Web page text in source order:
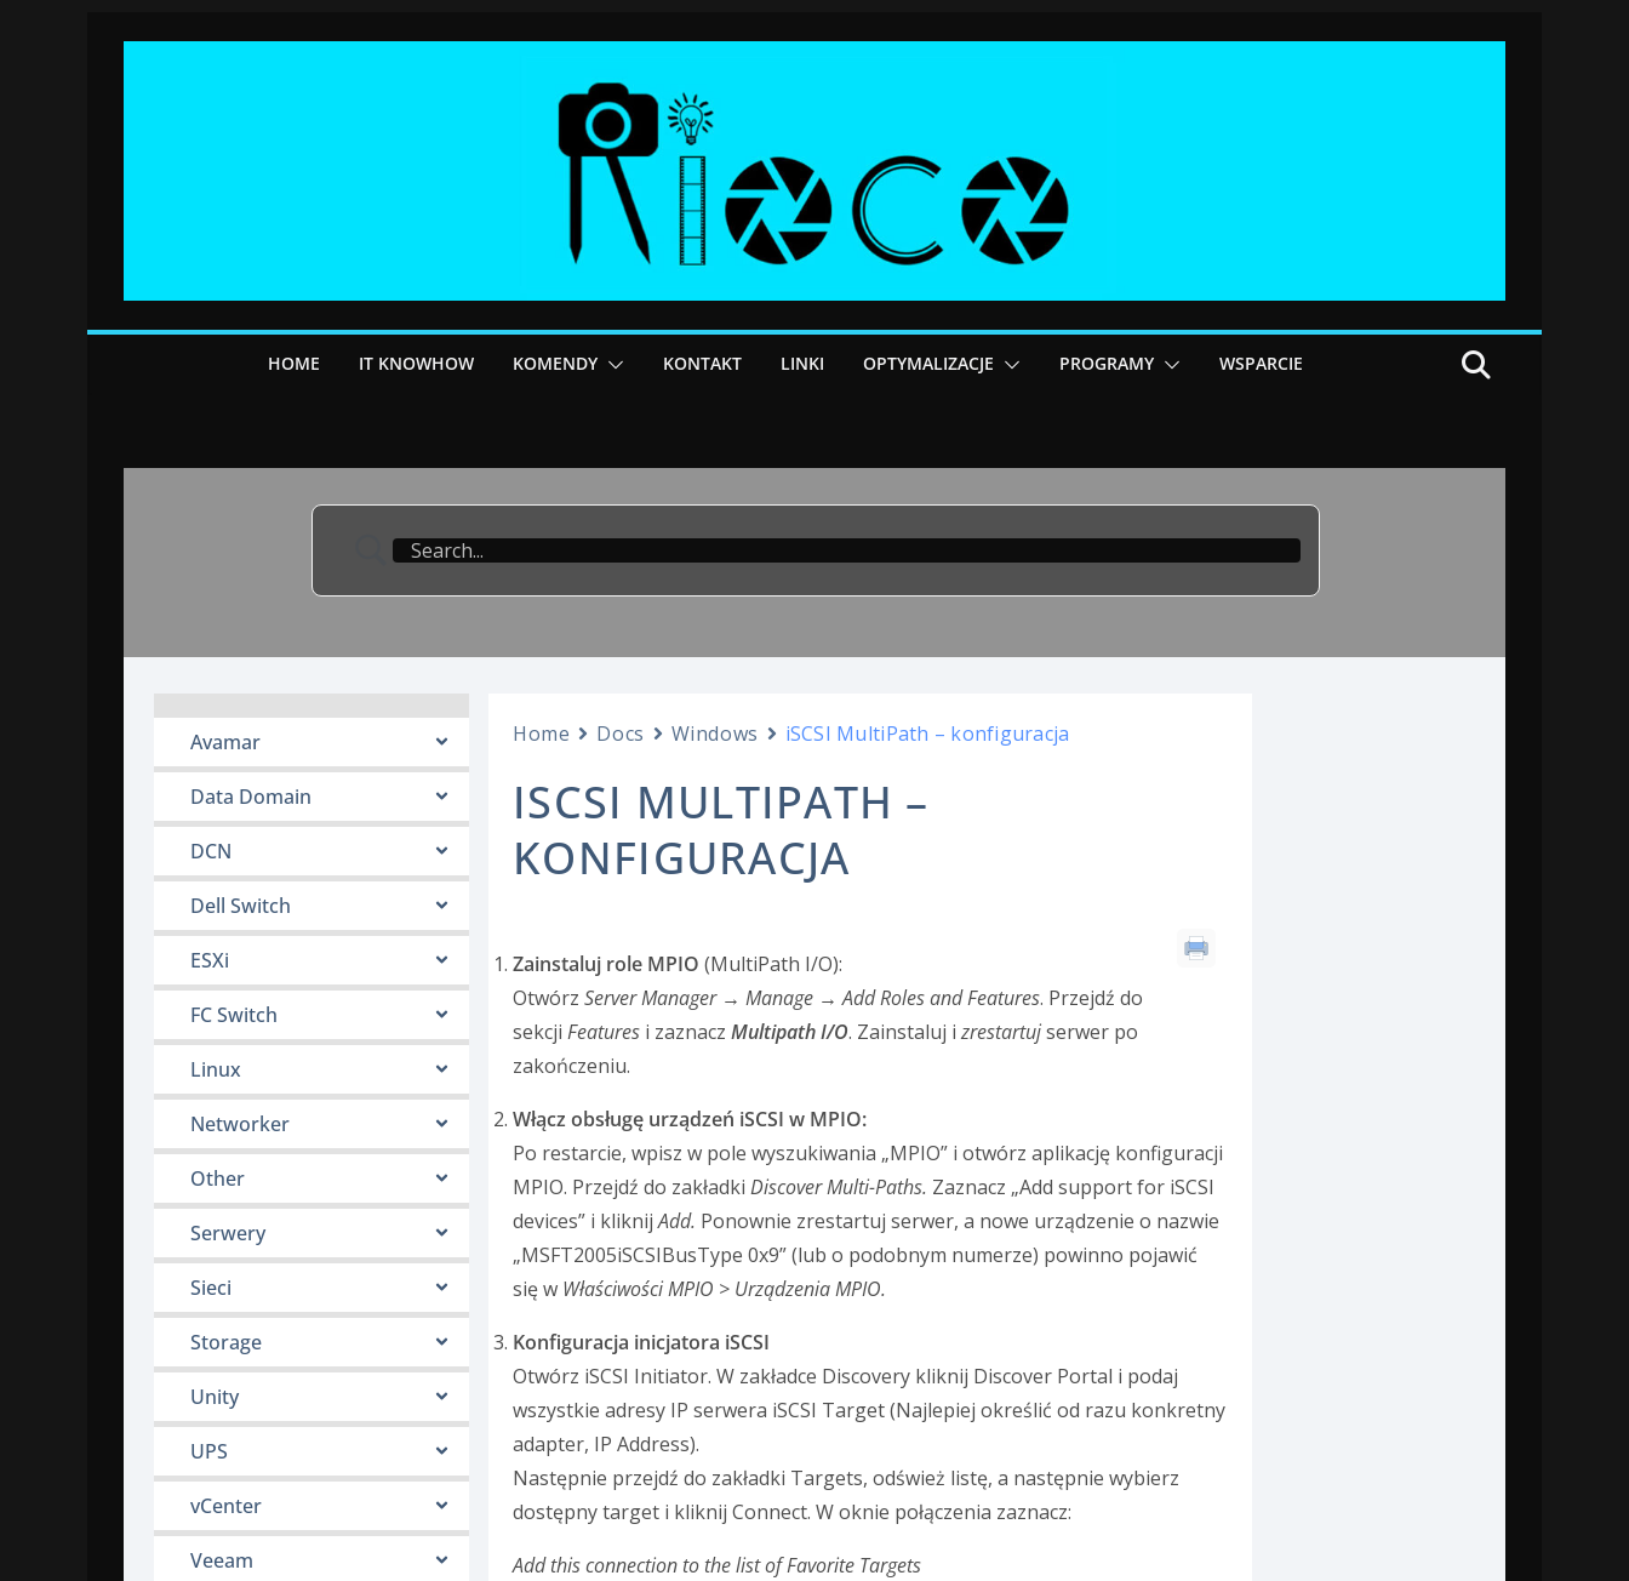
HOME IT KNOWHOW KOMENDY KONTAKT LINKI OPTYMALIZACJE PROGRAMY WSPARCIE
Avamar
Data Domain
DCN
Dell Switch
ESXi
FC Switch
Linux
Networker
Other
Serwery
Sieci
Storage
Unity
UPS
vCenter
Veeam
Home Docs Windows iSCSI MultiPath – konfiguracja
ISCSI MULTIPATH –
KONFIGURACJA
Zainstaluj role MPIO (MultiPath I/O):
OtwórzServer Manager→Manage →Add Roles and Features. Przejdź do
sekcjiFeatures i zaznaczMultipath I/O. Zainstaluj izrestartujserwer po
zakończeniu.
Włącz obsługę urządzeń iSCSI w MPIO:
Po restarcie, wpisz w pole wyszukiwania „MPIO” i otwórz aplikację konfiguracji
MPIO. Przejdź do zakładkiDiscover Multi-Paths. Zaznacz „Add support for iSCSI
devices” i kliknijAdd. Ponownie zrestartuj serwer, a nowe urządzenie o nazwie
„MSFT2005iSCSIBusType 0x9” (lub o podobnym numerze) powinno pojawić
się w Właściwości MPIO > Urządzenia MPIO.
Konfiguracja inicjatora iSCSI
Otwórz iSCSI Initiator. W zakładce Discovery kliknij Discover Portal i podaj
wszystkie adresy IP serwera iSCSI Target (Najlepiej określić od razu konkretny
adapter, IP Address).
Następnie przejdź do zakładki Targets, odśwież listę, a następnie wybierz
dostępny target i kliknij Connect. W oknie połączenia zaznacz:
Add this connection to the list of Favorite Targets